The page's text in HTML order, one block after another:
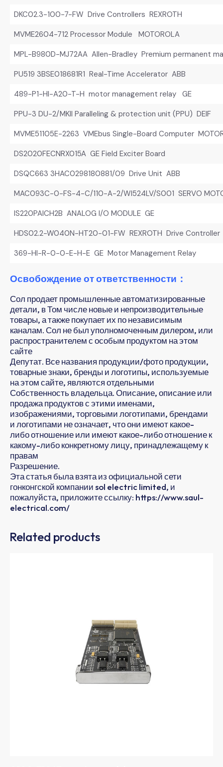
DKC02.3-100-7-FW Drive Controllers REXROTH
MVME2604-712 Processor Module MOTOROLA
MPL-B980D-MJ72AA Allen-Bradley Premium permanent
PU519 3BSE018681R1 Real-Time Accelerator ABB
489-P1-HI-A20-T-H motor management relay GE
PPU-3 DU-2/MKII Paralleling & protection unit (PPU) DEIF
MVME51105E-2263 VMEbus Single-Board Computer
DS2020FECNRX015A GE Field Exciter Board
DSQC663 3HAC0298180881/09 Drive Unit ABB
MAC093C-0-FS-4-C/110-A-2/WI524LV/S001 SERVO
IS220PAICH2B ANALOG I/O MODULE GE
HDS02.2-W040N-HT20-01-FW REXROTH Drive Controller
369-HI-R-0-0-E-H-E GE Motor Management Relay
Освобождение от ответственности：
Сол продает промышленные автоматизированные
детали, в Том числе новые и непроизводительные
товары, а также покупает их по независимым
каналам. Сол не был уполномоченным дилером, или
распространителем с особым продуктом на этом
сайте
Депутат. Все названия продукции/фото продукции,
товарные знаки, бренды и логотипы, используемые
на этом сайте, являются отдельными
Собственность владельца. Описание, описание или
продажа продуктов с этими именами,
изображениями, торговыми логотипами, брендами
и логотипами не означает, что они имеют какое-
либо отношение или имеют какое-либо отношение к
какому-либо конкретному лицу, принадлежащему к
правам
Разрешение.
Эта статья была взята из официальной сети
гонконгской компании sol electric limited, и
пожалуйста, приложите ссылку: https://www.saul-
electrical.com/
Related products